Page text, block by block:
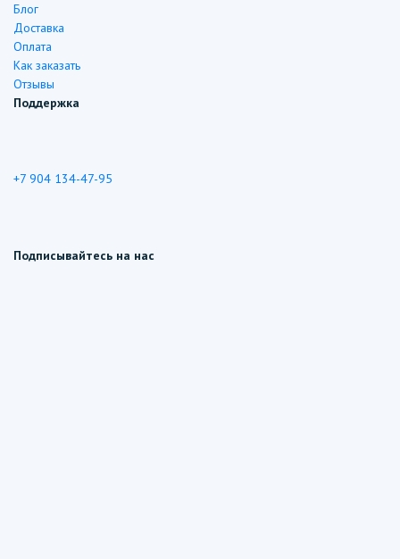
Блог
Доставка
Оплата
Как заказать
Отзывы
Поддержка
+7 904 134-47-95
Подписывайтесь на нас